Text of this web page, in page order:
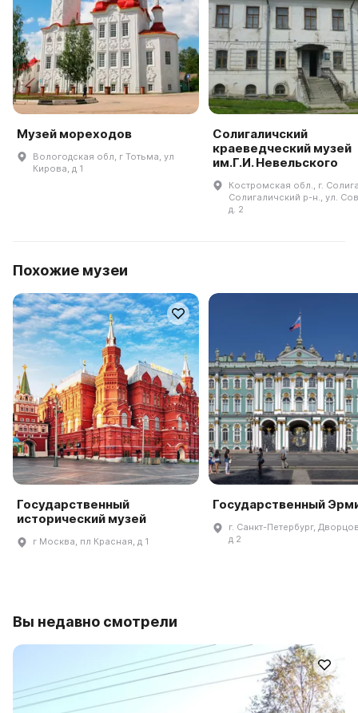
Музей мореходов
Вологодская обл, г Тотьма, ул
Кирова, д 1
Солигаличский
краеведческий музей
им.Г.И. Невельского
Костромская обл., г.
Солигаличский р-н., ул.
д. 2
Похожие музеи
Государственный
исторический музей
г Москва, пл Красная, д 1
Государственный
г. Санкт-Петербург,
д 2
Вы недавно смотрели